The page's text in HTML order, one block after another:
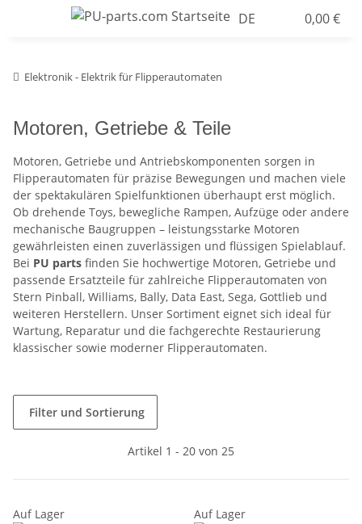
DE 0,00 €
Elektronik - Elektrik für Flipperautomaten
Motoren, Getriebe & Teile
Motoren, Getriebe und Antriebskomponenten sorgen in
Flipperautomaten für präzise Bewegungen und machen viele
der spektakulären Spielfunktionen überhaupt erst möglich.
Ob drehende Toys, bewegliche Rampen, Aufzüge oder andere
mechanische Baugruppen – leistungsstarke Motoren
gewährleisten einen zuverlässigen und flüssigen Spielablauf.
Bei PU parts finden Sie hochwertige Motoren, Getriebe und
passende Ersatzteile für zahlreiche Flipperautomaten von
Stern Pinball, Williams, Bally, Data East, Sega, Gottlieb und
weiteren Herstellern. Unser Sortiment eignet sich ideal für
Wartung, Reparatur und die fachgerechte Restaurierung
klassischer sowie moderner Flipperautomaten.
Filter und Sortierung
Artikel 1 - 20 von 25
Auf Lager Auf Lager